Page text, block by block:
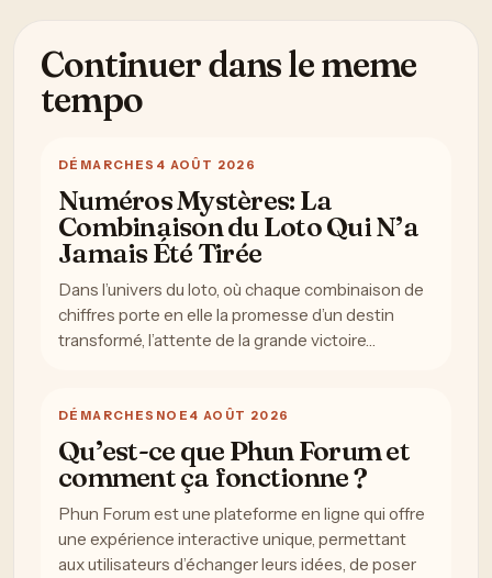
Continuer dans le meme
tempo
DÉMARCHES 4 AOÛT 2026
Numéros Mystères: La
Combinaison du Loto Qui N’a
Jamais Été Tirée
Dans l’univers du loto, où chaque combinaison de
chiffres porte en elle la promesse d’un destin
transformé, l’attente de la grande victoire…
DÉMARCHES NOE 4 AOÛT 2026
Qu’est-ce que Phun Forum et
comment ça fonctionne ?
Phun Forum est une plateforme en ligne qui offre
une expérience interactive unique, permettant
aux utilisateurs d’échanger leurs idées, de poser